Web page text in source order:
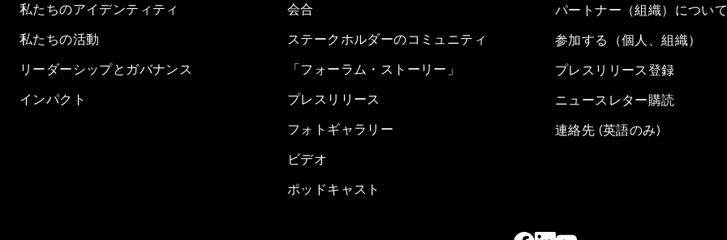
私たちのアイデンティティ
私たちの活動
リーダーシップとガバナンス
インパクト
会合
ステークホルダーのコミュニティ
「フォーラム・ストーリー」
プレスリリース
フォトギャラリー
ビデオ
ポッドキャスト
パートナー（組織）について
参加する（個人、組織）
プレスリリース登録
ニュースレター購読
連絡先 (英語のみ)